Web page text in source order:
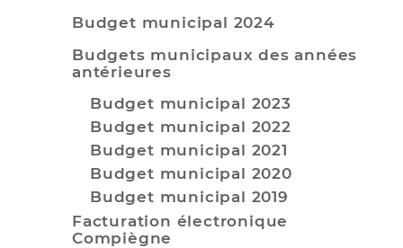
Budget municipal 2024
Budgets municipaux des années
antérieures
Budget municipal 2023
Budget municipal 2022
Budget municipal 2021
Budget municipal 2020
Budget municipal 2019
Facturation électronique
Compiègne